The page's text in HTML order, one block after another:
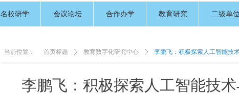
名校研学 会议论坛 合作办学 教育研究 二级单位
李鹏飞：积极探索人工智能技
首页标题 ꄲ 教育数字化研究中心 ꄲ 李鹏飞：积极探索人工智能技
当前位置：